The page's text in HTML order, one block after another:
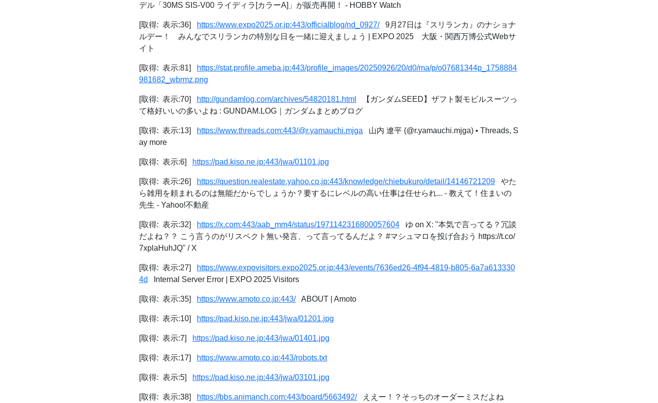
デル「30MS SIS-V00 ライディラ[カラーA]」が販売再開！ - HOBBY Watch
[取得: 表示:36] https://www.expo2025.or.jp:443/officialblog/nd_0927/9月27日は『スリランカ』のナショナ
ルデー！ みんなでスリランカの特別な日を一緒に迎えましょう | EXPO 2025 大阪・関西万博公式Webサ
イト
[取得: 表示:81]
https://stat.profile.ameba.jp:443/profile_images/20250926/20/d0/ma/p/o07681344p_1758884
981682_wbrmz.png
[取得: 表示:70] http://gundamlog.com/archives/54820181.html
【ガンダムSEED】ザフト製モビルスーツっ
て格好いいの多いよね : GUNDAM.LOG｜ガンダムまとめブログ
[取得: 表示:13] https://www.threads.com:443/@r.yamauchi.mjga 山内 遼平 (@r.yamauchi.mjga) • Threads, S
ay more
[取得: 表示:6] https://pad.kiso.ne.jp:443/jwa/01101.jpg
[取得: 表示:26] https://question.realestate.yahoo.co.jp:443/knowledge/chiebukuro/detail/14146721209 やた
ら雑用を頼まれるのは無能だからでしょうか？要するにレベルの高い仕事は任せられ... - 教えて！住まいの
先生 - Yahoo!不動産
[取得: 表示:32] https://x.com:443/aab_mm4/status/1971142316800057604 ゆ on X: "本気で言ってる？冗談
だよね？？ こう言うのがリスペクト無い発言、って言ってるんだよ？ #マシュマロを投げ合おう https://t.co/
7xplaHuhJQ" / X
[取得: 表示:27]
https://www.expovisitors.expo2025.or.jp:443/events/7636ed26-4f94-4819-b805-6a7a613330
4d
Internal Server Error | EXPO 2025 Visitors
[取得: 表示:35] https://www.amoto.co.jp:443/ABOUT | Amoto
[取得: 表示:10] https://pad.kiso.ne.jp:443/jwa/01201.jpg
[取得: 表示:7] https://pad.kiso.ne.jp:443/jwa/01401.jpg
[取得: 表示:17] https://www.amoto.co.jp:443/robots.txt
[取得: 表示:5] https://pad.kiso.ne.jp:443/jwa/03101.jpg
[取得: 表示:38] https://bbs.animanch.com:443/board/5663492/ええー！？そっちのオーダーミスだよね